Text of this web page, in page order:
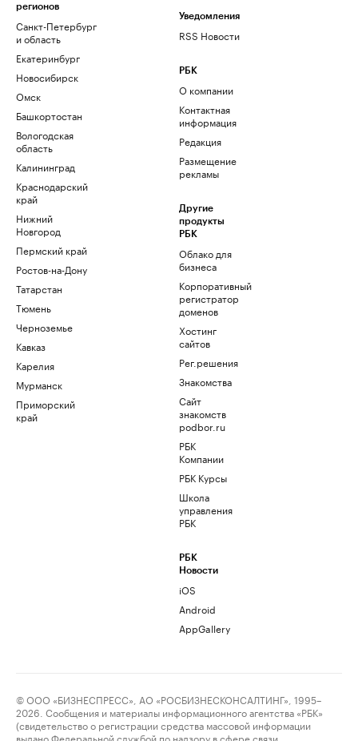
регионов
Санкт-Петербург
и область
Екатеринбург
Новосибирск
Омск
Башкортостан
Вологодская
область
Калининград
Краснодарский
край
Нижний
Новгород
Пермский край
Ростов-на-Дону
Татарстан
Тюмень
Черноземье
Кавказ
Карелия
Мурманск
Приморский
край
Уведомления
RSS Новости
РБК
О компании
Контактная
информация
Редакция
Размещение
рекламы
Другие
продукты
РБК
Облако для
бизнеса
Корпоративный
регистратор
доменов
Хостинг
сайтов
Рег.решения
Знакомства
Сайт
знакомств
podbor.ru
РБК
Компании
РБК Курсы
Школа
управления
РБК
РБК
Новости
iOS
Android
AppGallery
© ООО «БИЗНЕСПРЕСС», АО «РОСБИЗНЕСКОНСАЛТИНГ», 1995–
2026. Сообщения и материалы информационного агентства «РБК»
(свидетельство о регистрации средства массовой информации
выдано Федеральной службой по надзору в сфере связи,